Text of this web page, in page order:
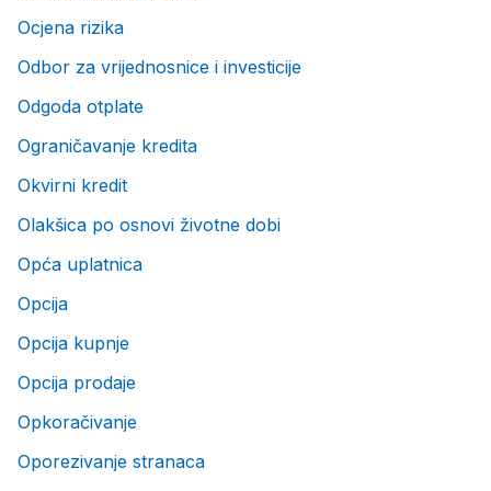
Ocjena rizika
Odbor za vrijednosnice i investicije
Odgoda otplate
Ograničavanje kredita
Okvirni kredit
Olakšica po osnovi životne dobi
Opća uplatnica
Opcija
Opcija kupnje
Opcija prodaje
Opkoračivanje
Oporezivanje stranaca